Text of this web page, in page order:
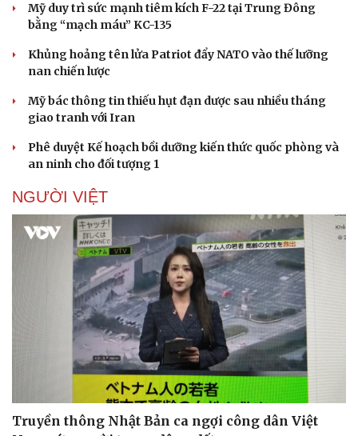
Mỹ duy trì sức mạnh tiêm kích F-22 tại Trung Đông
bằng “mạch máu” KC-135
Khủng hoảng tên lửa Patriot đẩy NATO vào thế lưỡng
nan chiến lược
Mỹ bác thông tin thiếu hụt đạn dược sau nhiều tháng
giao tranh với Iran
Phê duyệt Kế hoạch bồi dưỡng kiến thức quốc phòng và
an ninh cho đối tượng 1
NGƯỜI VIỆT
Truyền thông Nhật Bản ca ngợi công dân Việt